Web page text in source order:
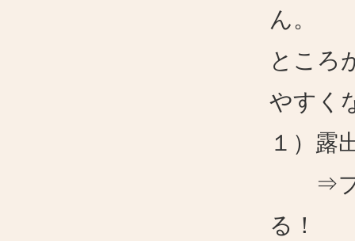
ん。
ところ
やすく
１）露
⇒プラ
る！